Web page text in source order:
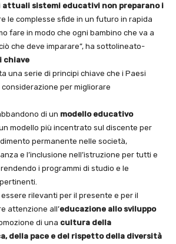
attuali sistemi educativi non preparano i
le complesse sfide in un futuro in rapida
fare in modo che ogni bambino che va a
che deve imparare”, ha sottolineato-
chiave
una serie di principi chiave che i Paesi
per migliorare
di un modello educativo
modello più incentrato sul discente per
permanente nelle società,
e l’inclusione nell’istruzione per tutti e
i programmi di studio e le
rilevanti per il presente e per il
attenzione all’educazione allo sviluppo
di una cultura della
della pace e del rispetto della diversità